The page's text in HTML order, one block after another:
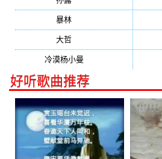
暴林
大哲
冷漠杨小曼
好听歌曲推荐